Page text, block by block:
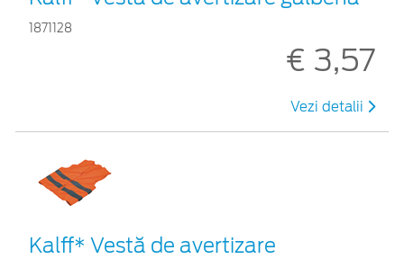
1871128
€ 3,57
Vezi detalii
Kalff* Vestă de avertizare